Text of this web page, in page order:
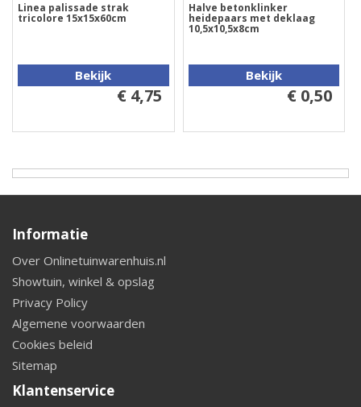
Linea palissade strak
tricolore 15x15x60cm
Bekijk
€ 4,75
Halve betonklinker
heidepaars met deklaag
10,5x10,5x8cm
Bekijk
€ 0,50
Informatie
Over Onlinetuinwarenhuis.nl
Showtuin, winkel & opslag
Privacy Policy
Algemene voorwaarden
Cookies beleid
Sitemap
Klantenservice